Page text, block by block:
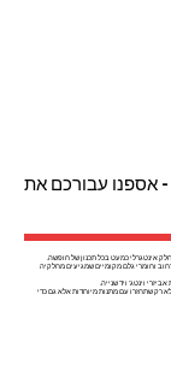
- אספנו עבורכם את
אינטגרלי כמעט בכל תכנון של חופשה.
וחומרי גלם מקומיים שמגיעים מחלקיה
וינטג' ויד שנייה.
רק שתחזרו עם מתנות מיוחדות אלא גם כדי